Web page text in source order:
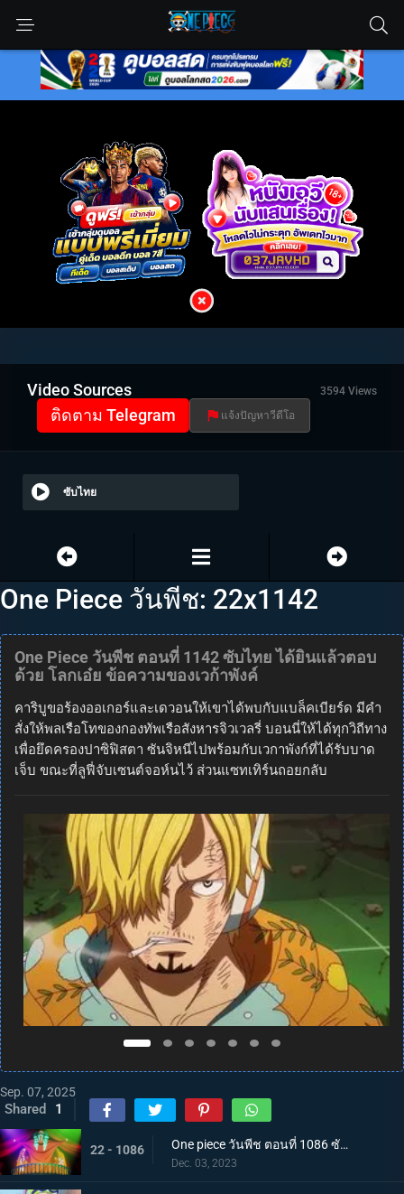
Video Sources 3594 Views
ติดตาม Telegram แจ้งปัญหาวีดีโอ
ซับไทย
One Piece วันพีช: 22x1142
One Piece วันพีช ตอนที่ 1142 ซับไทย ได้ยินแล้วตอบ
ด้วย โลกเอ๋ย ข้อความของเวก้าพังค์
คาริบูขอร้องออเกอร์และเดวอนให้เขาได้พบกับแบล็คเบียร์ด มีคำ
สั่งให้พลเรือโทของกองทัพเรือสังหารจิวเวลรี่ บอนนี่ให้ได้ทุกวิถีทาง
เพื่อยึดครองปาซิฟิสตา ซันจิหนีไปพร้อมกับเวกาพังก์ที่ได้รับบาด
เจ็บ ขณะที่ลูฟี่จับเซนต์จอห์นไว้ ส่วนแซทเทิร์นถอยกลับ
Sep. 07, 2025
Shared 1
22 - 1086 One piece วันพีช ตอนที่ 1086 ซับไทย จักรพรรดิคนใหม่ บากี้จ้าวแห่งตัวตลก
Dec. 03, 2023